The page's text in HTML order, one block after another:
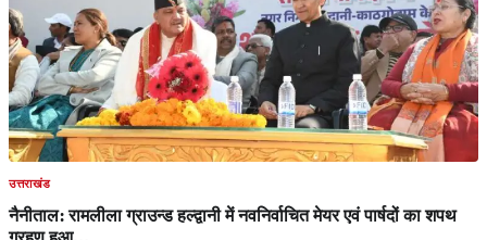
उत्तराखंड
नैनीताल: रामलीला ग्राउन्ड हल्द्वानी में नवनिर्वाचित मेयर एवं पार्षदों का शपथ